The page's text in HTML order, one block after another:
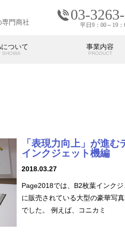
門商社
03-
平日9：00～19：
ついて
SHOWA
SHOWAの強
事業内容
PRODUCT
代表挨拶
「表現力向上」が進
インクジェット機編
2018.03.27
Page2018では、B2枚葉インク
に販売されている大型の豪華写
でした。 例えば、コニカミ